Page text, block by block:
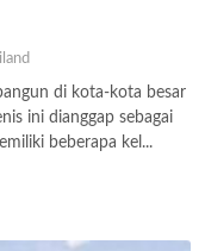
di kota-kota besar
ini dianggap sebagai
beberapa kel...